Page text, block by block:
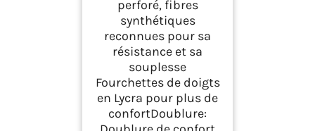
perforé, fibres
synthétiques
reconnues pour sa
résistance et sa
souplesse
Fourchettes de doigts
en Lycra pour plus de
confortDoublure: